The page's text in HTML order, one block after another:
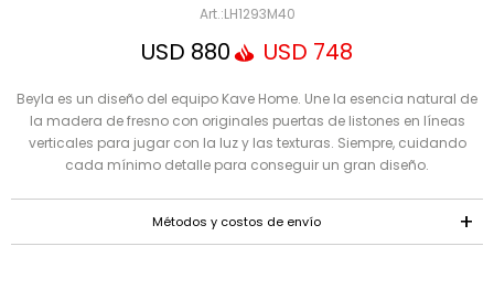
LH1293M40
USD 880 USD 748
Beyla es un diseño del equipo Kave Home. Une la esencia natural de
la madera de fresno con originales puertas de listones en líneas
verticales para jugar con la luz y las texturas. Siempre, cuidando
cada mínimo detalle para conseguir un gran diseño.
Métodos y costos de envío